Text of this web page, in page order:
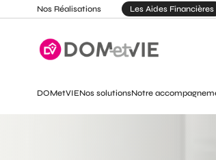
Nos Réalisations Les Aides Financières
DOMetVIENos solutionsNotre